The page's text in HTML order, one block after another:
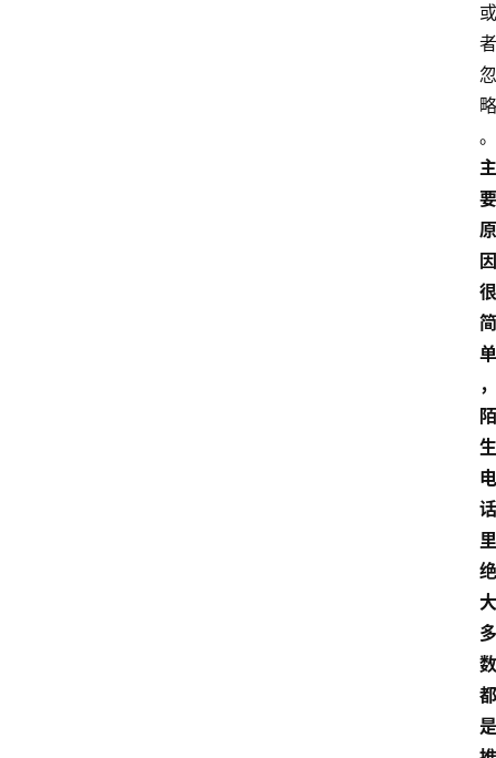
或
者
忽
略
。
主
要
原
因
很
简
单
，
陌
生
电
话
里
绝
大
多
数
都
是